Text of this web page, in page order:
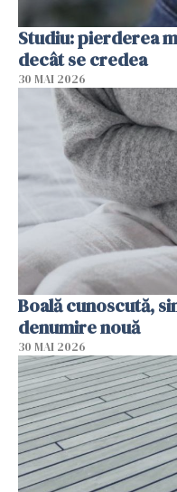
Studiu: pierderea
decât se credea
30 MAI 2026
Boală cunoscută,
denumire nouă
30 MAI 2026